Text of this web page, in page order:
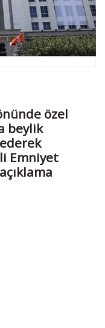
özel
beylik
Emniyet